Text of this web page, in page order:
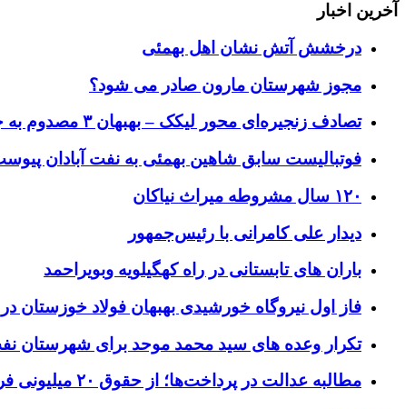
آخرین اخبار
درخشش آتش نشان اهل بهمئی
مجوز شهرستان مارون صادر می شود؟
تصادف زنجیره‌ای محور لیکک – بهبهان ۳ مصدوم به جای گذاشت
فوتبالیست سابق شاهین بهمئی به نفت آبادان
۱۲۰ سال مشروطه میراث نیاکان
دیدار علی کامرانی با رئیس‌جمهور
باران های تابستانی در راه کهگیلویه وبویراحمد
فاز اول نیروگاه خورشیدی بهبهان فولاد خوزستان در
تکرار وعده های سید محمد موحد برای شهرستان
مطالبه عدالت در پرداخت‌ها؛ از حقوق ۲۰ میلیونی فرهنگیان بازنشسته و بازنشستگان کشوری و تامین اجتماعی تا حقوق ۶۰ تا ۱۲۰ میلیونی بازنشسته‌های نفت